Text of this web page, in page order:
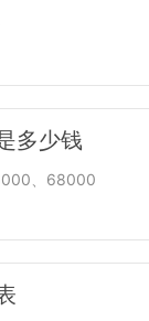
多少钱
、68000